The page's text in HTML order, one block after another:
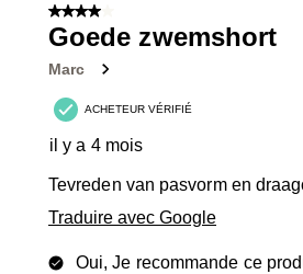
4 sur 5 étoiles.
Goede zwemshort
Marc
ACHETEUR VÉRIFIÉ
il y a 4 mois
Tevreden van pasvorm en
Traduire avec Google
Oui, Je recommande ce